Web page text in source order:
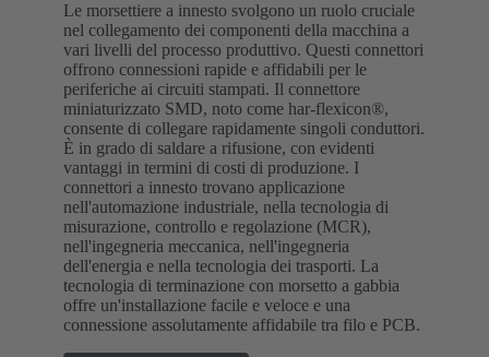
Le morsettiere a innesto svolgono un ruolo cruciale
nel collegamento dei componenti della macchina a
vari livelli del processo produttivo. Questi connettori
offrono connessioni rapide e affidabili per le
periferiche ai circuiti stampati. Il connettore
miniaturizzato SMD, noto come har-flexicon®,
consente di collegare rapidamente singoli conduttori.
È in grado di saldare a rifusione, con evidenti
vantaggi in termini di costi di produzione. I
connettori a innesto trovano applicazione
nell'automazione industriale, nella tecnologia di
misurazione, controllo e regolazione (MCR),
nell'ingegneria meccanica, nell'ingegneria
dell'energia e nella tecnologia dei trasporti. La
tecnologia di terminazione con morsetto a gabbia
offre un'installazione facile e veloce e una
connessione assolutamente affidabile tra filo e PCB.